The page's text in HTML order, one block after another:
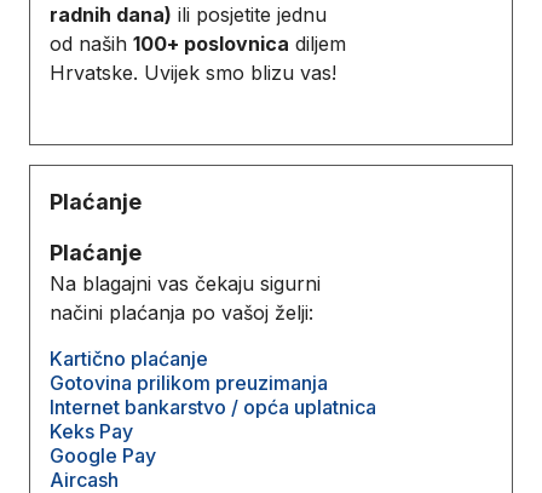
radnih dana) ili posjetite jednu
od naših 100+ poslovnica diljem
Hrvatske. Uvijek smo blizu vas!
Plaćanje
Plaćanje
Na blagajni vas čekaju sigurni
načini plaćanja po vašoj želji:
Kartično plaćanje
Gotovina prilikom preuzimanja
Internet bankarstvo / opća uplatnica
Keks Pay
Google Pay
Aircash